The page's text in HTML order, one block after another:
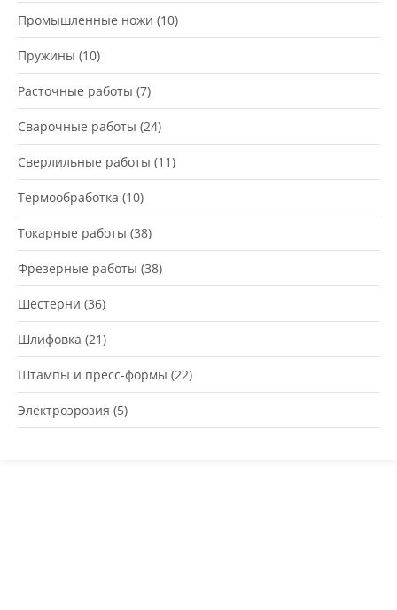
Промышленные ножи (10)
Пружины (10)
Расточные работы (7)
Сварочные работы (24)
Сверлильные работы (11)
Термообработка (10)
Токарные работы (38)
Фрезерные работы (38)
Шестерни (36)
Шлифовка (21)
Штампы и пресс-формы (22)
Электроэрозия (5)